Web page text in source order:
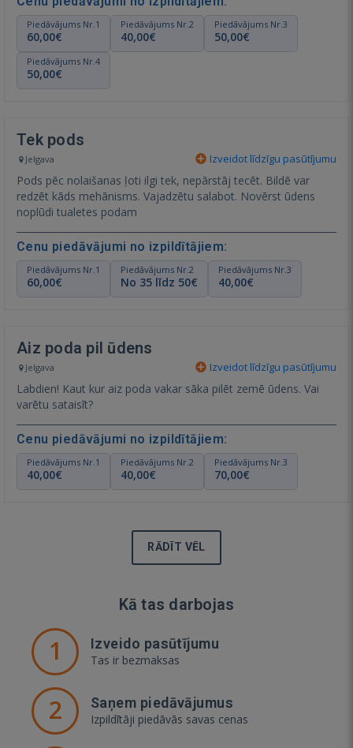
Piedāvājums Nr.1
60,00€
Piedāvājums Nr.2
40,00€
Piedāvājums Nr.3
50,00€
Piedāvājums Nr.4
50,00€
Tek pods
Jelgava Izveidot līdzīgu pasūtījumu
Pods pēc nolaišanas ļoti ilgi tek, nepārstāj tecēt. Bildē var
redzēt kāds mehānisms. Vajadzētu salabot. Novērst ūdens
noplūdi tualetes podam
Cenu piedāvājumi no izpildītājiem:
Piedāvājums Nr.1
60,00€
Piedāvājums Nr.2
No 35 līdz 50€
Piedāvājums Nr.3
40,00€
Aiz poda pil ūdens
Jelgava Izveidot līdzīgu pasūtījumu
Labdien! Kaut kur aiz poda vakar sāka pilēt zemē ūdens. Vai
varētu sataisīt?
Cenu piedāvājumi no izpildītājiem:
Piedāvājums Nr.1
40,00€
Piedāvājums Nr.2
40,00€
Piedāvājums Nr.3
70,00€
RĀDĪT VĒL
Kā tas darbojas
1 Izveido pasūtījumu
Tas ir bezmaksas
2 Saņem piedāvājumus
Izpildītāji piedāvās savas cenas